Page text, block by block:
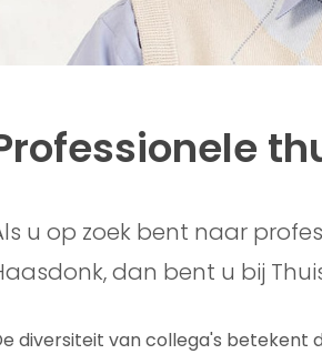
u op zoek bent naar
dan bent u bij
diversiteit van collega's betekent